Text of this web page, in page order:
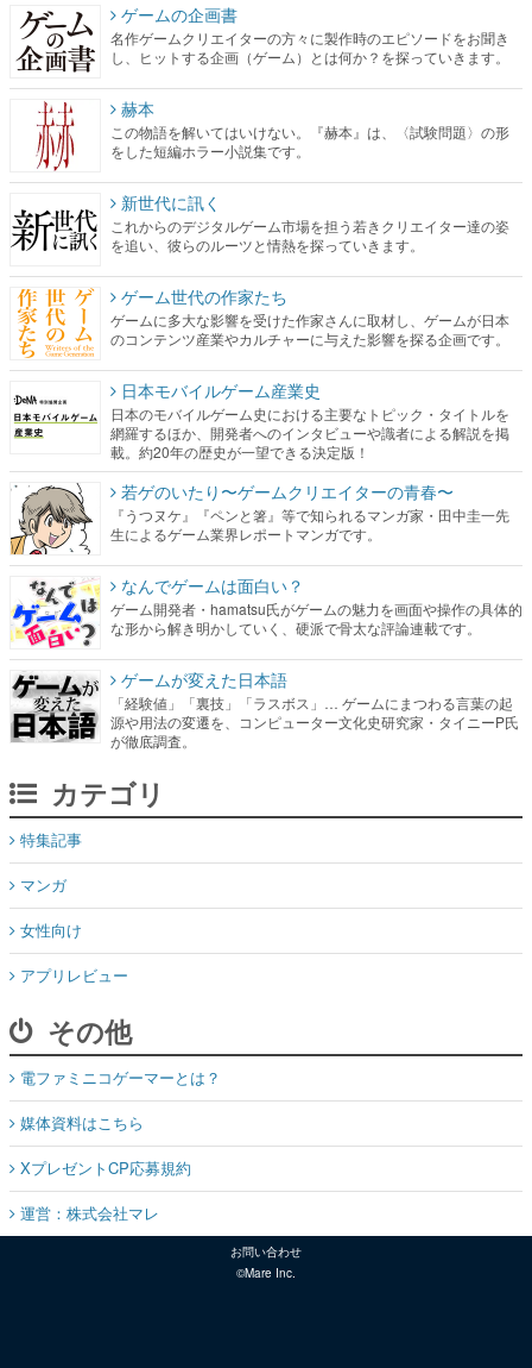
ゲームの企画書
名作ゲームクリエイターの方々に製作時のエピソードをお聞き
し、ヒットする企画（ゲーム）とは何か？を探っていきます。
赫本
この物語を解いてはいけない。『赫本』は、〈試験問題〉の形
をした短編ホラー小説集です。
新世代に訊く
これからのデジタルゲーム市場を担う若きクリエイター達の姿
を追い、彼らのルーツと情熱を探っていきます。
ゲーム世代の作家たち
ゲームに多大な影響を受けた作家さんに取材し、ゲームが日本
のコンテンツ産業やカルチャーに与えた影響を探る企画です。
日本モバイルゲーム産業史
日本のモバイルゲーム史における主要なトピック・タイトルを
網羅するほか、開発者へのインタビューや識者による解説を掲
載。約20年の歴史が一望できる決定版！
若ゲのいたり〜ゲームクリエイターの青春〜
『うつヌケ』『ペンと箸』等で知られるマンガ家・田中圭一先
生によるゲーム業界レポートマンガです。
なんでゲームは面白い？
ゲーム開発者・hamatsu氏がゲームの魅力を画面や操作の具体的
な形から解き明かしていく、硬派で骨太な評論連載です。
ゲームが変えた日本語
「経験値」「裏技」「ラスボス」… ゲームにまつわる言葉の起
源や用法の変遷を、コンピューター文化史研究家・タイニーP氏
が徹底調査。
カテゴリ
特集記事
マンガ
女性向け
アプリレビュー
その他
電ファミニコゲーマーとは？
媒体資料はこちら
XプレゼントCP応募規約
運営：株式会社マレ
お問い合わせ
©Mare Inc.